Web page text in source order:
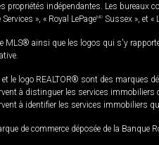
propriétés indépendantes. Les bureaux
», « Royal LePageMD Sussex », et «
MLS® ainsi que les logos qui s'y
et le logo REALTOR® sont des marques
à distinguer les services
à identifier les services immobiliers
de commerce déposée de la Banque